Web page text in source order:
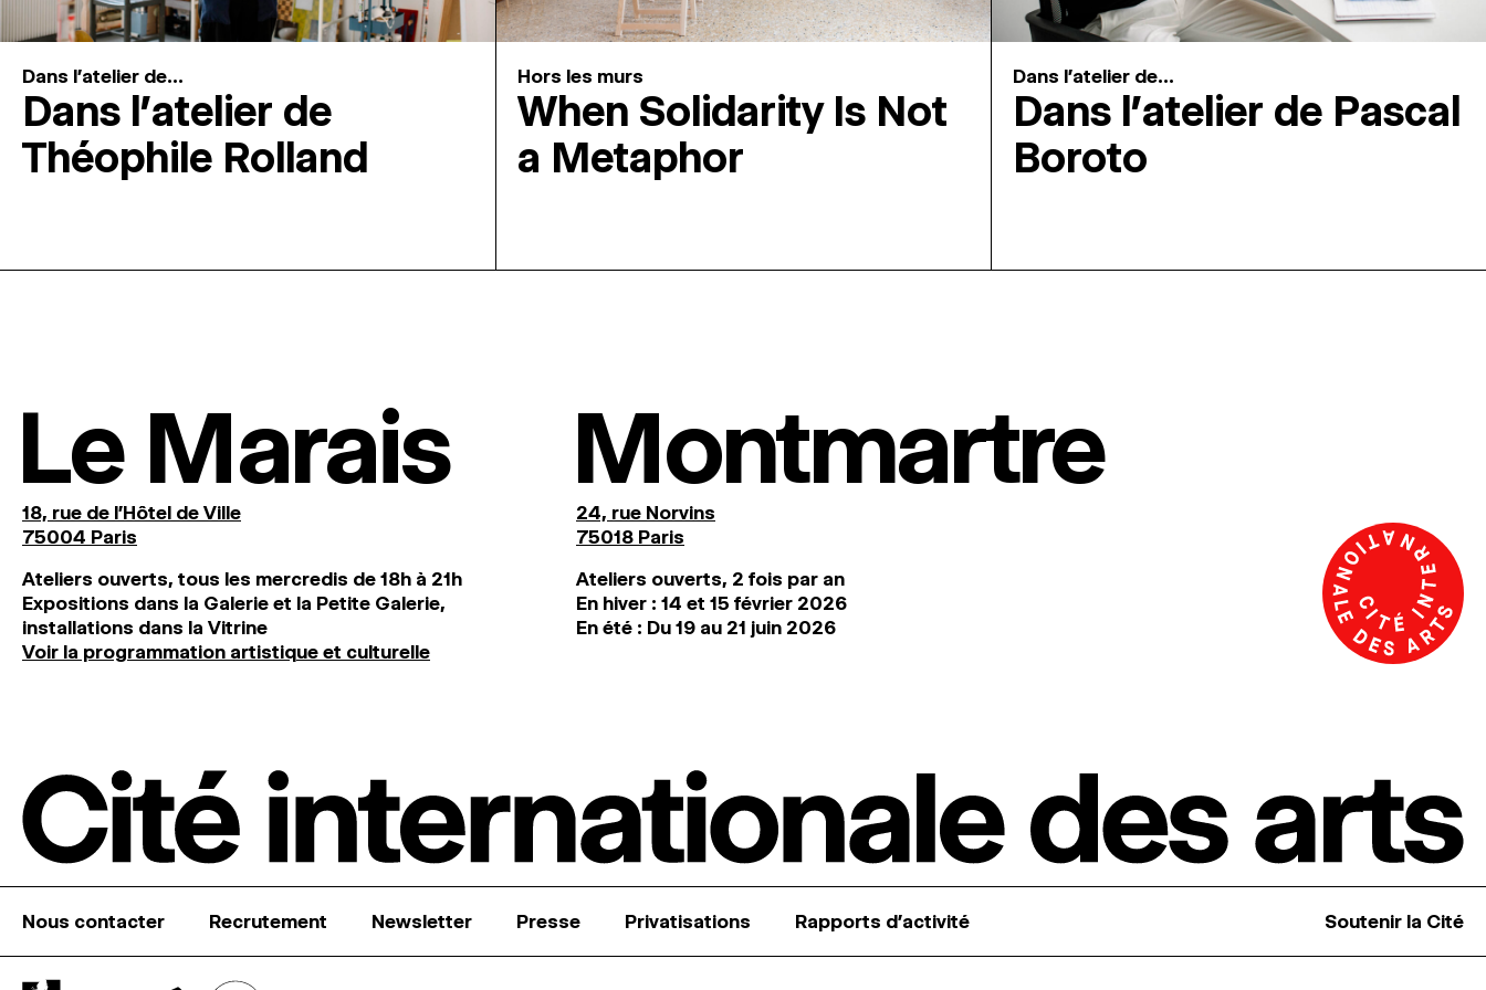
Dans l'atelier de...
Dans l’atelier de
Théophile Rolland
Hors les murs
When Solidarity Is Not
a Metaphor
Dans l'atelier de...
Dans l’atelier de Pascal
Boroto
Le Marais
18, rue de l'Hôtel de Ville
75004 Paris
Ateliers ouverts, tous les mercredis de 18h à 21h
Expositions dans la Galerie et la Petite Galerie,
installations dans la Vitrine
Voir la programmation artistique et culturelle
Montmartre
24, rue Norvins
75018 Paris
Ateliers ouverts, 2 fois par an
En hiver : 14 et 15 février 2026
En été : Du 19 au 21 juin 2026
Nous contacter Recrutement Newsletter Presse Privatisations Rapports d’activité Soutenir la Cité